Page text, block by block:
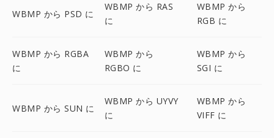
WBMP から PSD に
WBMP から RAS
に
WBMP から
RGB に
WBMP から RGBA
に
WBMP から
RGBO に
WBMP から
SGI に
WBMP から SUN に
WBMP から UYVY
に
WBMP から
VIFF に